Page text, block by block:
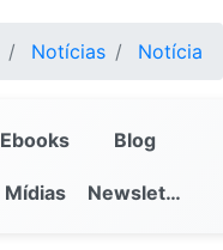
Notícias Notícia
Ebooks Blog
Mídias Newsletter